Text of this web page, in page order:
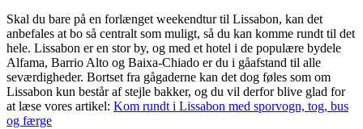
Skal du bare på en forlænget weekendtur til Lissabon, kan det
anbefales at bo så centralt som muligt, så du kan komme rundt til det
hele. Lissabon er en stor by, og med et hotel i de populære bydele
Alfama, Barrio Alto og Baixa-Chiado er du i gåafstand til alle
seværdigheder. Bortset fra gågaderne kan det dog føles som om
Lissabon kun består af stejle bakker, og du vil derfor blive glad for
at læse vores artikel: Kom rundt i Lissabon med sporvogn, tog, bus
og færge